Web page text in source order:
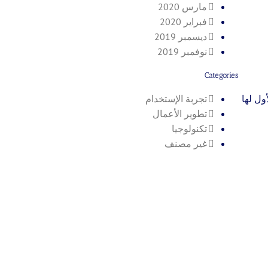
لها
مارس 2020
فبراير 2020
ديسمبر 2019
نوفمبر 2019
Categories
تجربة الإستخدام
تطوير الأعمال
تكنولوجيا
غير مصنف